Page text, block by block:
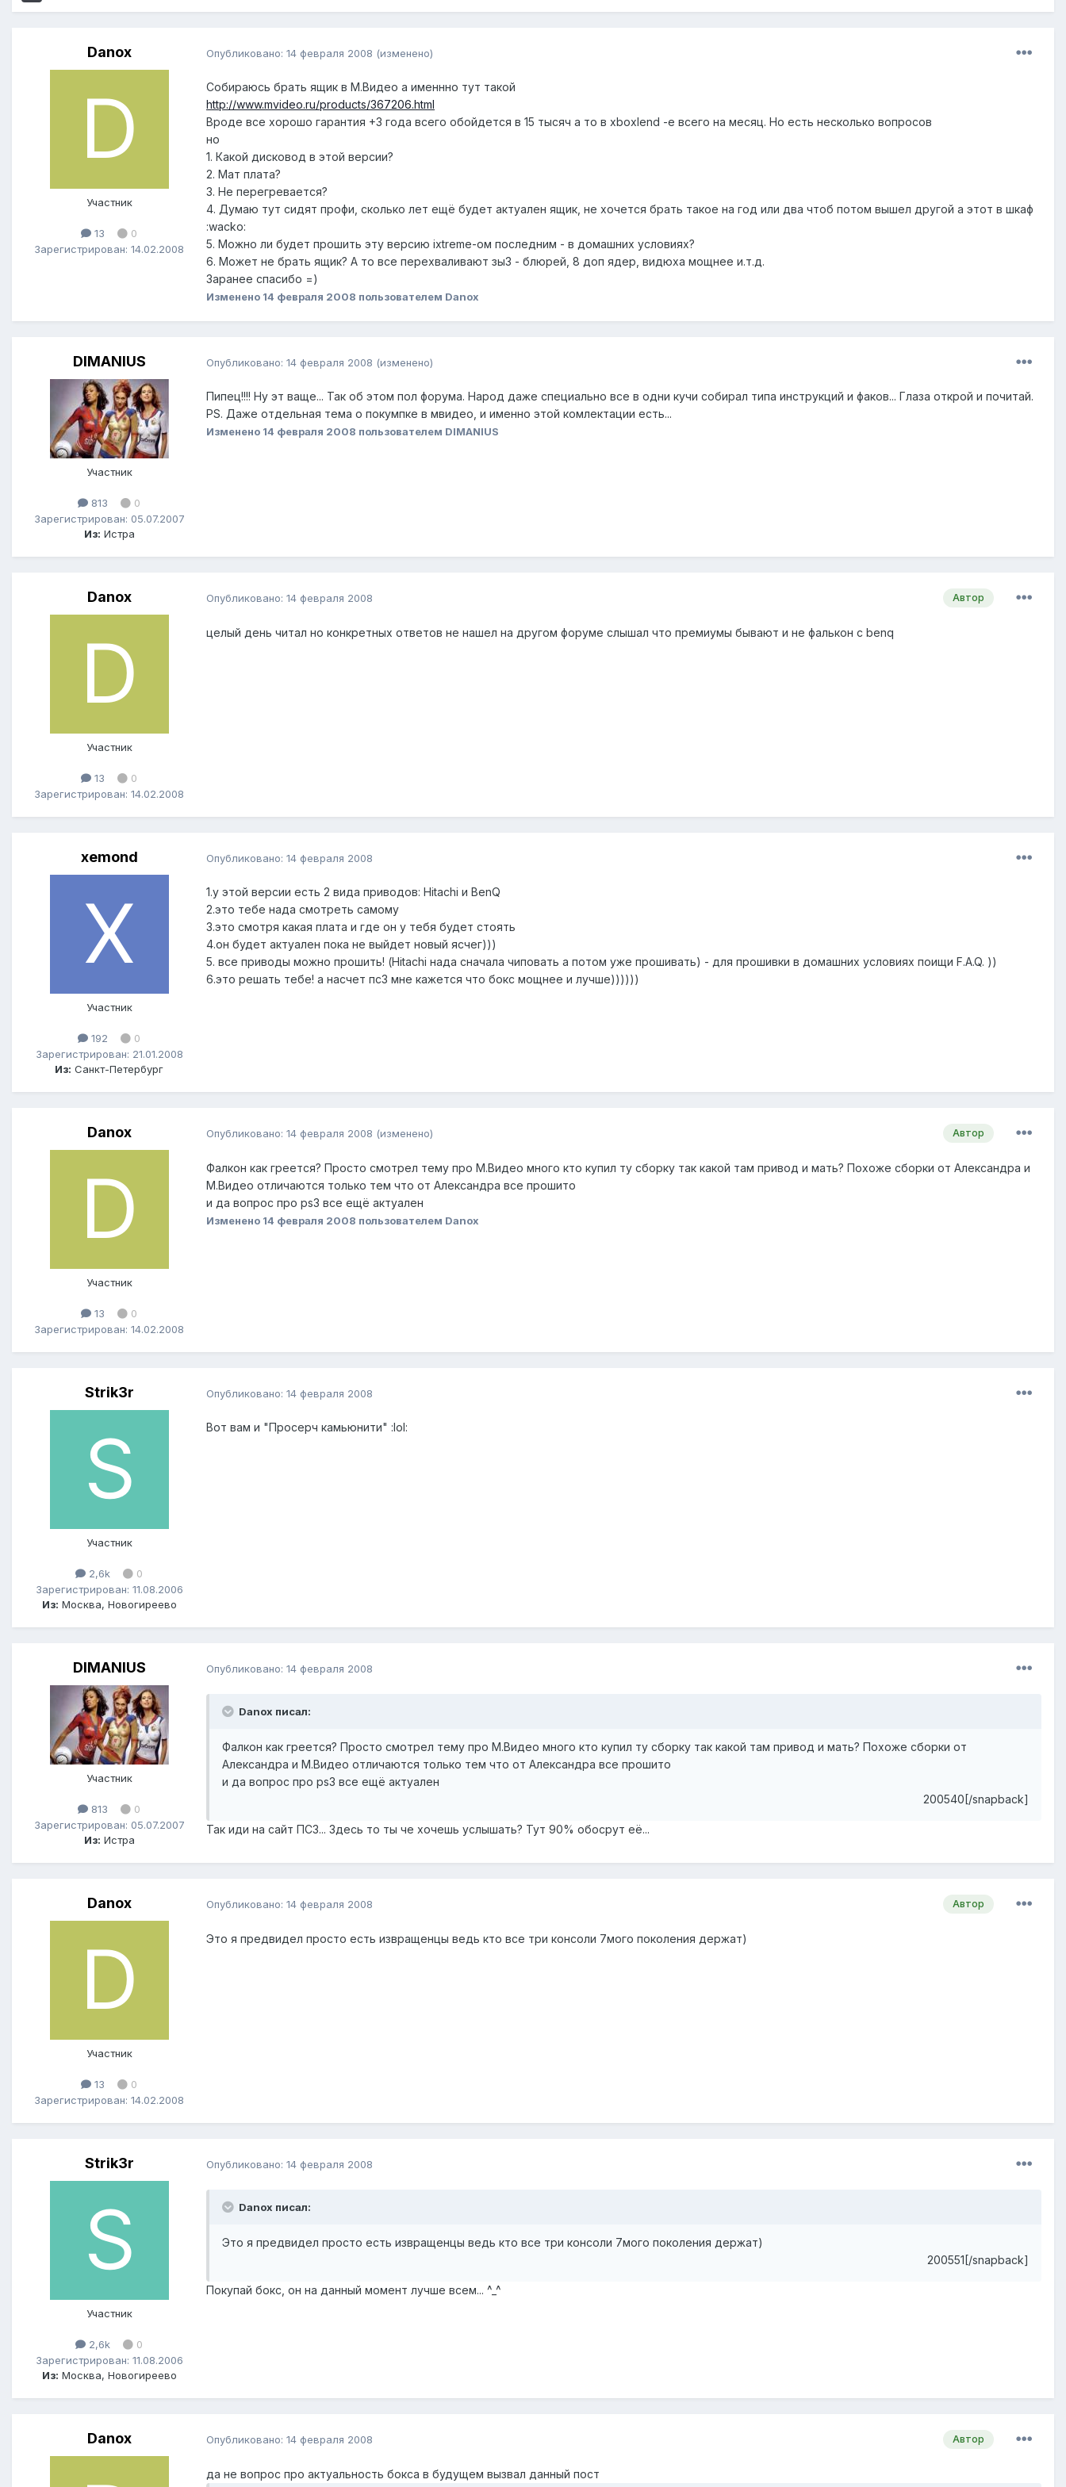
Danox
Участник
13
0
Зарегистрирован: 14.02.2008
Опубликовано: 14 февраля 2008 (изменено)
Собираюсь брать ящик в М.Видео а именнно тут такой
http://www.mvideo.ru/products/367206.html
Вроде все хорошо гарантия +3 года всего обойдется в 15 тысяч а то в xboxlend -е всего на месяц. Но есть несколько вопросов
но
1. Какой дисковод в этой версии?
2. Мат плата?
3. Не перегревается?
4. Думаю тут сидят профи, сколько лет ещё будет актуален ящик, не хочется брать такое на год или два чтоб потом вышел другой а этот в шкаф
:wacko:
5. Можно ли будет прошить эту версию ixtremе-ом последним - в домашних условиях?
6. Может не брать ящик? А то все перехваливают зы3 - блюрей, 8 доп ядер, видюха мощнее и.т.д.
Заранее спасибо =)
Изменено 14 февраля 2008 пользователем Danox
DIMANIUS
Участник
813
0
Зарегистрирован: 05.07.2007
Из: Истра
Опубликовано: 14 февраля 2008 (изменено)
Пипец!!!! Ну эт ваще... Так об этом пол форума. Народ даже специально все в одни кучи собирал типа инструкций и факов... Глаза открой и почитай.
PS. Даже отдельная тема о покумпке в мвидео, и именно этой комлектации есть...
Изменено 14 февраля 2008 пользователем DIMANIUS
Danox
Участник
13
0
Зарегистрирован: 14.02.2008
Автор
Опубликовано: 14 февраля 2008
целый день читал но конкретных ответов не нашел на другом форуме слышал что премиумы бывают и не фалькон с benq
xemond
Участник
192
0
Зарегистрирован: 21.01.2008
Из: Санкт-Петербург
Опубликовано: 14 февраля 2008
1.у этой версии есть 2 вида приводов: Hitachi и BenQ
2.это тебе нада смотреть самому
3.это смотря какая плата и где он у тебя будет стоять
4.он будет актуален пока не выйдет новый ясчег)))
5. все приводы можно прошить! (Hitachi нада сначала чиповать а потом уже прошивать) - для прошивки в домашних условиях поищи F.A.Q. ))
6.это решать тебе! а насчет пс3 мне кажется что бокс мощнее и лучше))))))
Danox
Участник
13
0
Зарегистрирован: 14.02.2008
Автор
Опубликовано: 14 февраля 2008 (изменено)
Фалкон как греется? Просто смотрел тему про М.Видео много кто купил ту сборку так какой там привод и мать? Похоже сборки от Александра и
М.Видео отличаются только тем что от Александра все прошито
и да вопрос про ps3 все ещё актуален
Изменено 14 февраля 2008 пользователем Danox
Strik3r
Участник
2,6k
0
Зарегистрирован: 11.08.2006
Из: Москва, Новогиреево
Опубликовано: 14 февраля 2008
Вот вам и "Просерч камьюнити" :lol:
DIMANIUS
Участник
813
0
Зарегистрирован: 05.07.2007
Из: Истра
Опубликовано: 14 февраля 2008
Danox писал:
Фалкон как греется? Просто смотрел тему про М.Видео много кто купил ту сборку так какой там привод и мать? Похоже сборки от
Александра и М.Видео отличаются только тем что от Александра все прошито
и да вопрос про ps3 все ещё актуален
200540[/snapback]
Так иди на сайт ПС3... Здесь то ты че хочешь услышать? Тут 90% обосрут её...
Danox
Участник
13
0
Зарегистрирован: 14.02.2008
Автор
Опубликовано: 14 февраля 2008
Это я предвидел просто есть извращенцы ведь кто все три консоли 7мого поколения держат)
Strik3r
Участник
2,6k
0
Зарегистрирован: 11.08.2006
Из: Москва, Новогиреево
Опубликовано: 14 февраля 2008
Danox писал:
Это я предвидел просто есть извращенцы ведь кто все три консоли 7мого поколения держат)
200551[/snapback]
Покупай бокс, он на данный момент лучше всем... ^_^
Danox Автор
Опубликовано: 14 февраля 2008
да не вопрос про актуальность бокса в будущем вызвал данный пост